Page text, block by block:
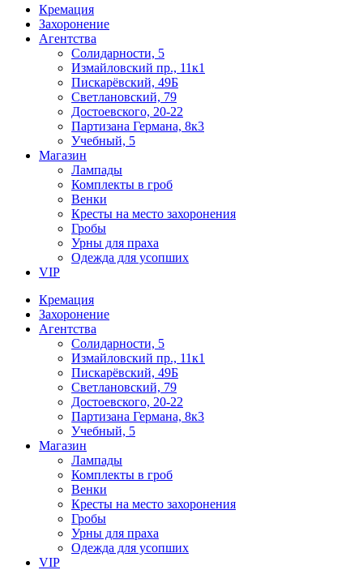
Кремация
Захоронение
Агентства
Солидарности, 5
Измайловский пр., 11к1
Пискарёвский, 49Б
Светлановский, 79
Достоевского, 20-22
Партизана Германа, 8к3
Учебный, 5
Магазин
Лампады
Комплекты в гроб
Венки
Кресты на место захоронения
Гробы
Урны для праха
Одежда для усопших
VIP
Кремация
Захоронение
Агентства
Солидарности, 5
Измайловский пр., 11к1
Пискарёвский, 49Б
Светлановский, 79
Достоевского, 20-22
Партизана Германа, 8к3
Учебный, 5
Магазин
Лампады
Комплекты в гроб
Венки
Кресты на место захоронения
Гробы
Урны для праха
Одежда для усопших
VIP